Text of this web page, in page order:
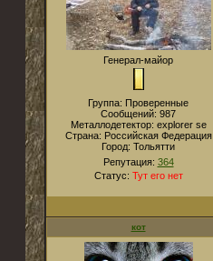
Генерал-майор
Группа: Проверенные
Сообщений: 987
Металлодетектор: explorer se
Страна: Российская Федерация
Город: Тольятти
Репутация: 364
Статус: Тут его нет
кот